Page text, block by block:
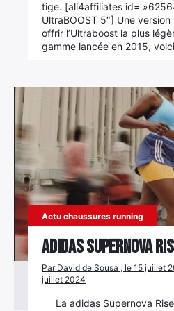
tige. [all4affiliates id=
UltraBOOST 5″] Une
offrir l’Ultraboost la plus
gamme lancée en 2015,
Actu chaussures running
adidas Supernova
Par David de Sousa , le 15 juillet
juillet 2024
La adidas Supernova